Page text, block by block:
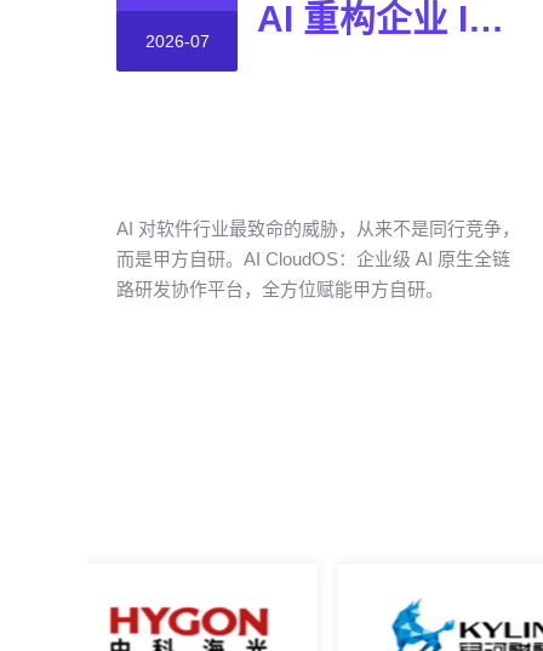
2026-07
AI 重构企业 IT 格局，甲方自研时代到来！
AI 对软件行业最致命的威胁，从来不是同行竞争，
而是甲方自研。AI CloudOS：企业级 AI 原生全链
路研发协作平台，全方位赋能甲方自研。